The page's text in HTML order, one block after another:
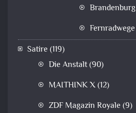
Brandenburg
Fernradwege
Satire (119)
Die Anstalt(90)
MAITHINK X(12)
ZDF Magazin Royale (9)